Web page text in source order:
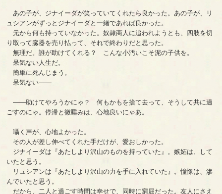
あの子が、ジナイーダが笑っていてくれたら良かった。あの子が、リ
ュシアンがずっとジナイーダと一緒であれば良かった。
元から何も持っていなかった。奴隷商人に追われようとも、四肢を切
り取って臓器を売り払って、それで終わりだと思った。
無理だ。誰が助けてくれる？ こんな小汚いこそ泥の子供を。
呆気ない人生だ。
簡単に死んじまう。
呆気ない――
――助けてやろうかにゃ？ 何もかもを捨て去って、そうして共に過
ごすのにゃ。停滞と微睡みは、心地良いにゃあ。
囁く声が、心地よかった。
その人が差し伸べてくれた手だけが、愛おしかった。
ジナイーダは『あたしより沢山のものを持っていた』。嫉妬は、して
いたと思う。
リュシアンは『あたしより沢山の力を手に入れていた』。憧憬は、滲
んでいたと思う。
だから、二人と過ごす時間は幸せで、同時に窮屈だった。友人にさえ